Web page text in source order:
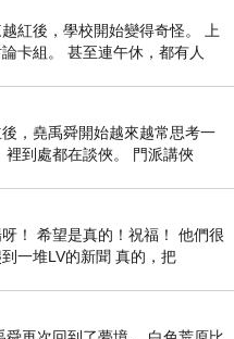
紅後，學校開始變得奇怪。 上
卡組。 甚至連午休，都有人
，堯禹舜開始越來越常思考一
到處都在談俠。 門派講俠
！ 希望是真的！祝福！ 他們很
一堆LV的新聞 真的，把